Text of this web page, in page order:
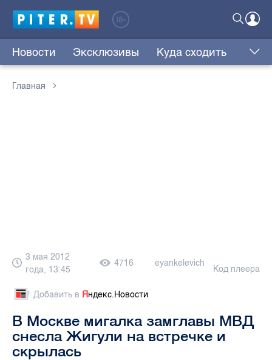
Новости Эксклюзивы Куда сходить
Главная
3 мая 2012
года, 13:45
4716 eyankelevich
Код плеера
Добавить в Яндекс.Новости
В Москве мигалка замглавы МВД
снесла Жигули на встречке и
скрылась